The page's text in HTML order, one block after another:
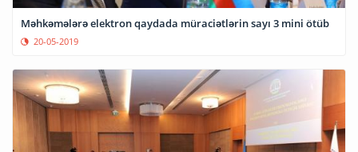
Məhkəmələrə elektron qaydada müraciətlərin sayı 3 mini ötüb
20-05-2019